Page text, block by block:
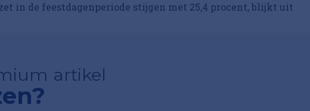
in de feestdagenperiode stijgen met 25,4 procent, blijkt uit
artikel